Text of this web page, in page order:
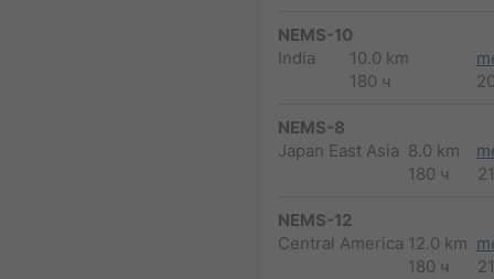
NEMS-10
India
10.0 km
180 ч
NEMS-8
Japan East Asia 8.0 km
180 ч
NEMS-12
Central America 12.0 km
180 ч